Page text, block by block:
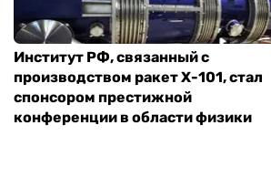
Институт РФ, связанный с
производством ракет Х-101, стал
спонсором престижной
конференции в области физики